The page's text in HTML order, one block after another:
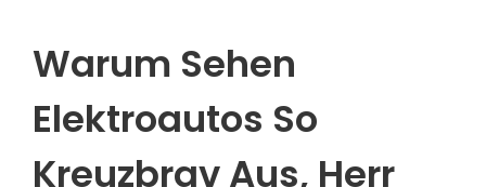
Warum Sehen
Elektroautos So
Kreuzbrav Aus, Herr